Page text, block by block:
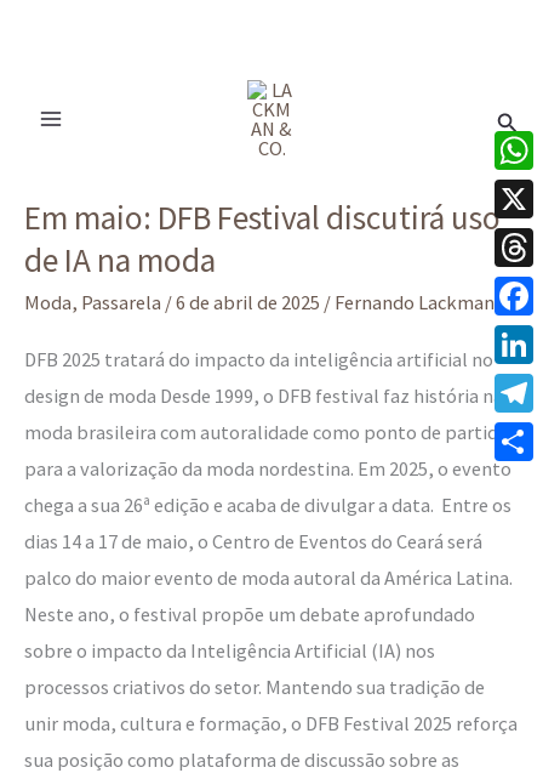
Em maio: DFB Festival discutirá uso
de IA na moda
Moda, Passarela /6 de abril de 2025 / Fernando Lackman
DFB 2025 tratará do impacto da inteligência artificial no
design de moda Desde 1999, o DFB festival faz história na
moda brasileira com autoralidade como ponto de partida
para a valorização da moda nordestina. Em 2025, o evento
chega a sua 26ª edição e acaba de divulgar a data. Entre os
dias 14 a 17 de maio, o Centro de Eventos do Ceará será
palco do maior evento de moda autoral da América Latina.
Neste ano, o festival propõe um debate aprofundado
sobre o impacto da Inteligência Artificial (IA) nos
processos criativos do setor. Mantendo sua tradição de
unir moda, cultura e formação, o DFB Festival 2025 reforça
sua posição como plataforma de discussão sobre as
maio:
DFB
Festival
uso
de
IA
na
moda
X
Share